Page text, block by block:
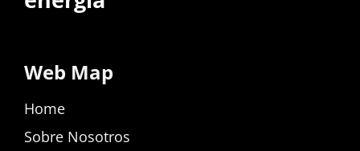
Web Map
Home
Sobre Nosotros